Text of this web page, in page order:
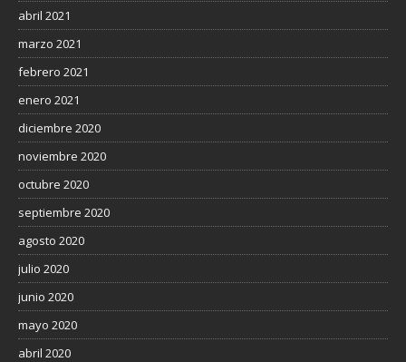
abril 2021
marzo 2021
febrero 2021
enero 2021
diciembre 2020
noviembre 2020
octubre 2020
septiembre 2020
agosto 2020
julio 2020
junio 2020
mayo 2020
abril 2020